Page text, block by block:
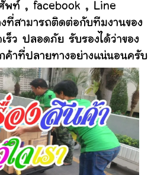
ศัพท์ , facebook , Line
ที่สามารถติดต่อกับทีมงานของ
ร็ว ปลอดภัย รับรองได้ว่าของ
ค้าที่ปลายทางอย่างแน่นอนครับ